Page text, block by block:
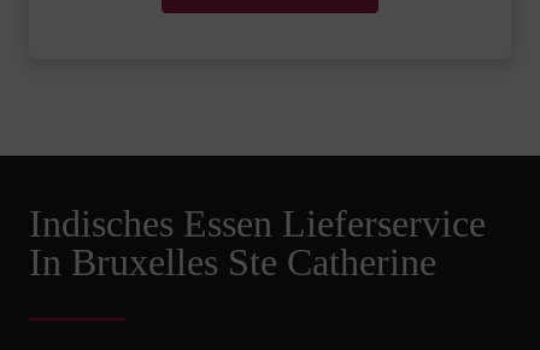
Indisches Essen Lieferservice
In Bruxelles Ste Catherine